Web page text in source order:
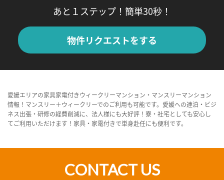
あと１ステップ！簡単30秒！
物件リクエストをする
愛媛エリアの家具家電付きウィークリーマンション・マンスリーマンション
情報！マンスリー＋ウィークリーでのご利用も可能です。愛媛への連泊・ビジ
ネス出張・研修の経費削減に、法人様にも大好評！寮・社宅としても安心し
てご利用いただけます！家具・家電付きで単身赴任にも便利です。
CONTACT US